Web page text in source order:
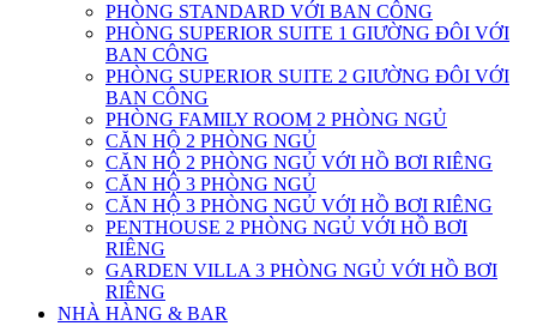
PHÒNG STANDARD VỚI BAN CÔNG
PHÒNG SUPERIOR SUITE 1 GIƯỜNG ĐÔI VỚI
BAN CÔNG
PHÒNG SUPERIOR SUITE 2 GIƯỜNG ĐÔI VỚI
BAN CÔNG
PHÒNG FAMILY ROOM 2 PHÒNG NGỦ
CĂN HỘ 2 PHÒNG NGỦ
CĂN HỘ 2 PHÒNG NGỦ VỚI HỒ BƠI RIÊNG
CĂN HỘ 3 PHÒNG NGỦ
CĂN HỘ 3 PHÒNG NGỦ VỚI HỒ BƠI RIÊNG
PENTHOUSE 2 PHÒNG NGỦ VỚI HỒ BƠI
RIÊNG
GARDEN VILLA 3 PHÒNG NGỦ VỚI HỒ BƠI
RIÊNG
NHÀ HÀNG & BAR